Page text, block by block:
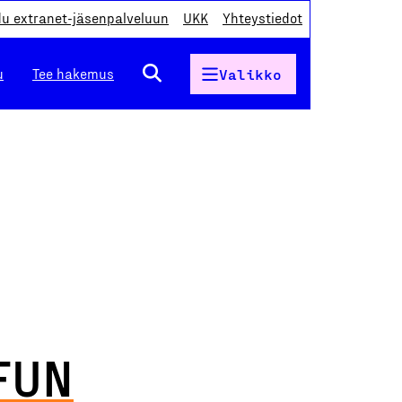
extranet-jäsenpalveluun UKK Yhteystiedot
Tee hakemus Valikko